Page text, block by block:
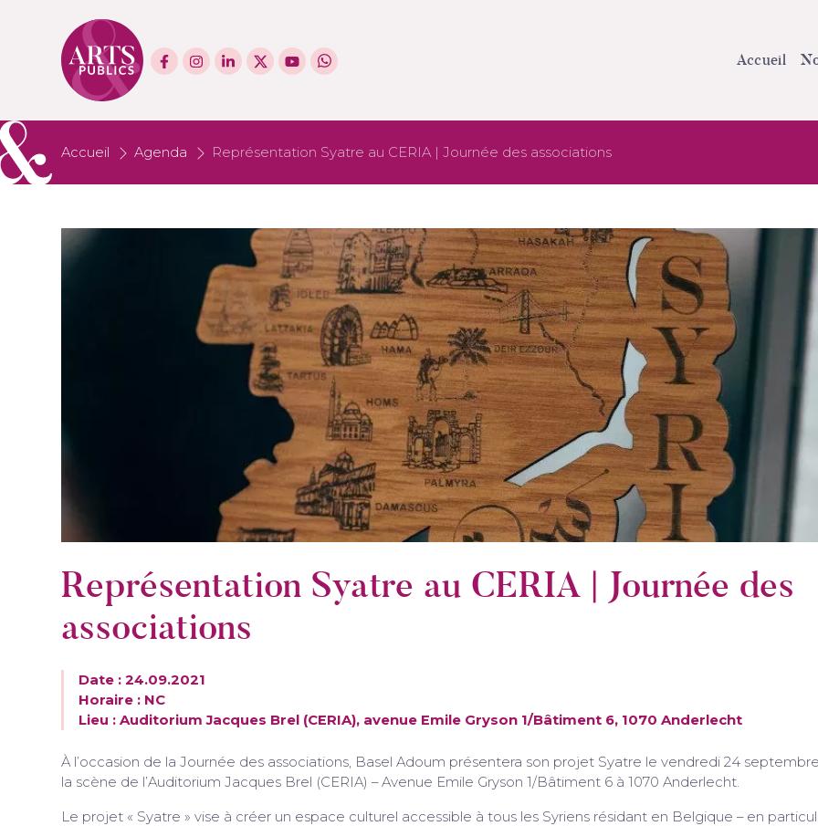
Accueil
Accueil Agenda Représentation Syatre au CERIA | Journée des associations
Représentation Syatre au CERIA | Journée des
associations
Date : 24.09.2021
Horaire : NC
Lieu : Auditorium Jacques Brel (CERIA), avenue Emile Gryson 1/Bâtiment 6, 1070 Anderlecht
À l’occasion de la Journée des associations, Basel Adoum présentera son projet Syatre le vendredi 24
la scène de l’Auditorium Jacques Brel (CERIA) – Avenue Emile Gryson 1/Bâtiment 6 à 1070 Anderlecht.
Le projet « Syatre » vise à créer un espace culturel accessible à tous les Syriens résidant en Belgique – en